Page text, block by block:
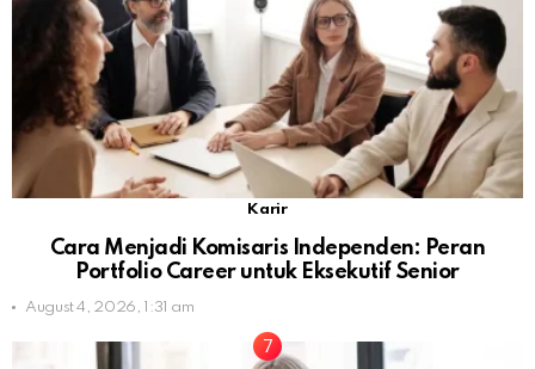
Karir
Cara Menjadi Komisaris Independen: Peran
Portfolio Career untuk Eksekutif Senior
August 4, 2026, 1:31 am